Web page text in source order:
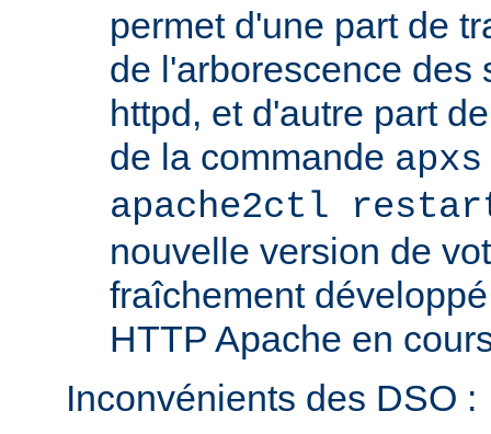
permet d'une part de
de l'arborescence des
httpd, et d'autre part
de la commande
apache2ctl
nouvelle version de
fraîchement
HTTP Apache en
Inconvénients des DSO :